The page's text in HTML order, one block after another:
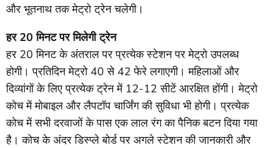
और भूतनाथ तक मेट्रो ट्रेन चलेगी।
हर 20 मिनट पर मिलेगी ट्रेन
हर 20 मिनट के अंतराल पर प्रत्येक स्टेशन पर मेट्रो उपलब्ध
होगी। प्रतिदिन मेट्रो 40 से 42 फेरे लगाएगी। महिलाओं और
दिव्यांगों के लिए प्रत्येक ट्रेन में 12-12 सीटें आरक्षित होंगी। मेट्रो
कोच में मोबाइल और लैपटॉप चार्जिंग की सुविधा भी होगी। प्रत्येक
कोच में सभी दरवाजों के पास एक लाल रंग का पैनिक बटन दिया गया
है। कोच के अंदर डिस्प्ले बोर्ड पर अगले स्टेशन की जानकारी और